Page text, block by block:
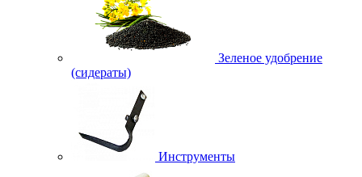
Зеленое удобрение
(сидераты)
Инструменты